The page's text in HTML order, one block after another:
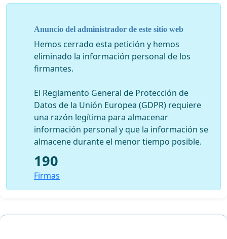
Anuncio del administrador de este sitio web
Hemos cerrado esta petición y hemos
eliminado la información personal de los
firmantes.
El Reglamento General de Protección de
Datos de la Unión Europea (GDPR) requiere
una razón legítima para almacenar
información personal y que la información se
almacene durante el menor tiempo posible.
190
Firmas